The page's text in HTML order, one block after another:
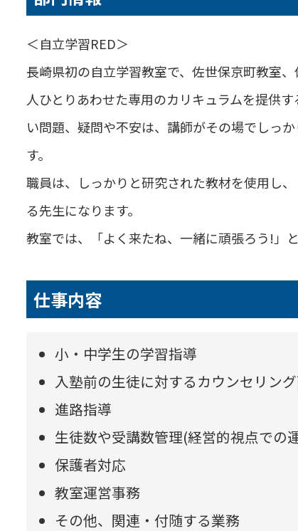
＜自立学習RED＞
長崎県初の自立学習教室で、佐世保京町教室
人ひとりあわせた専用のカリキュラムを提供
い問題、疑問や不安は、講師がその場でしっ
す。
職員は、しっかりと研究された教材を使用し
る先生になります。
教室では、「よく来たね、一緒に頑張ろう!」
仕事内容
小・中学生の学習指導
入塾前の生徒に対するカウンセリン
進路指導
生徒数や受講数管理(経営的視点での
保護者対応
教室運営事務
その他、関連・付随する業務